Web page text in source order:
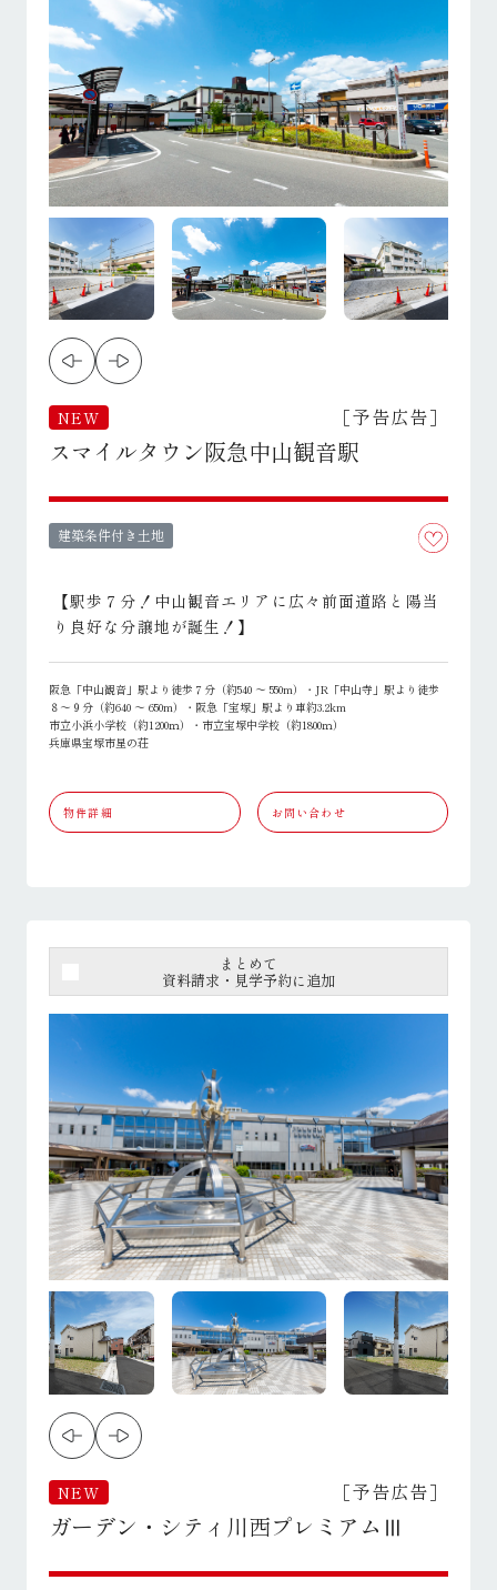
NEW ［予告広告］
スマイルタウン阪急中山観音駅
建築条件付き土地
【駅歩７分！中山観音エリアに広々前面道路と陽当
り良好な分譲地が誕生！】
阪急「中山観音」駅より徒歩７分（約540 ～ 550m）・JR「中山寺」駅より徒歩
８～９分（約640 ～ 650m）・阪急「宝塚」駅より車約3.2km
市立小浜小学校（約1200ｍ）・市立宝塚中学校（約1800ｍ）
兵庫県宝塚市星の荘
物件詳細 お問い合わせ
まとめて
資料請求・見学予約に追加
NEW ［予告広告］
ガーデン・シティ川西プレミアムⅢ